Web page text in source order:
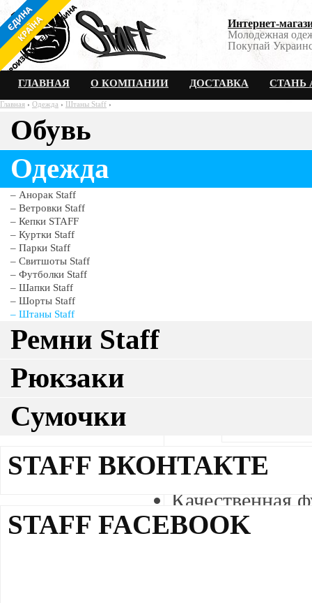
Интернет-
Молодежная
Покупай
ГЛАВНАЯ О КОМПАНИИ ДОСТАВКА СТАНЬ
Главная › Одежда › Штаны Staff ›
Описание
Материал: 100
Качественная
Замок YYK,
Размеры
Обувь
Одежда
Анорак Staff
Ветровки Staff
Кепки STAFF
Куртки Staff
Парки Staff
Свитшоты Staff
Футболки Staff
Шапки Staff
Шорты Staff
Штаны Staff
Ремни Staff
Рюкзаки
Сумочки
STAFF ВКОНТАКТЕ
STAFF FACEBOOK